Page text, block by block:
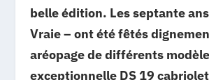
belle édition. Les septante
Vraie – ont été fêtés
aréopage de différents
exceptionnelle DS 19